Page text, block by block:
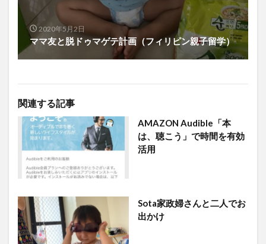
2020年5月2日
ママ友と脱ドゥマゲテ計画（フィリピン親子留学）
関連する記事
AMAZON Audible「本
は、聴こう」で時間を有効
活用
Sota家政婦さんと二人でお
出かけ